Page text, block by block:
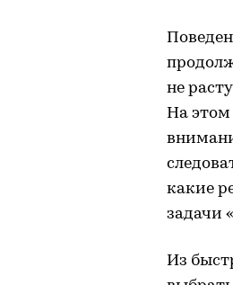
не
На этом
какие
задачи
Из